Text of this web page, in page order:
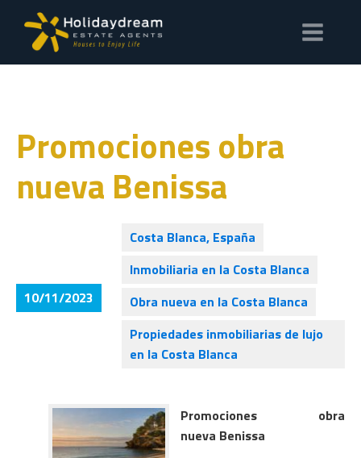
Promociones obra
nueva Benissa
10/11/2023
Costa Blanca, España
Inmobiliaria en la Costa Blanca
Obra nueva en la Costa Blanca
Propiedades inmobiliarias de lujo
en la Costa Blanca
Promociones obra
nueva Benissa